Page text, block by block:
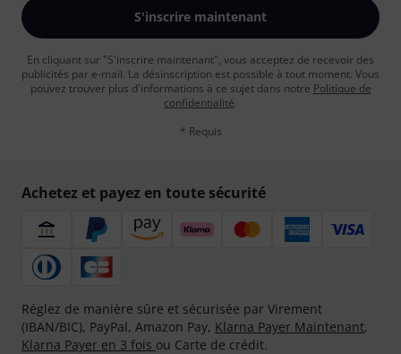
S'inscrire maintenant
En cliquant sur "S'inscrire maintenant", vous acceptez de recevoir des
publicités par e-mail. La désinscription est possible à tout moment. Vous
pouvez trouver plus d'informations à ce sujet dans notre Politique de
confidentialité.
* Requis
Achetez et payez en toute sécurité
Réglez de manière sûre et sécurisée par Virement
(IBAN/BIC), PayPal, Amazon Pay, Klarna Payer Maintenant,
Klarna Payer en 3 fois ou Carte de crédit.